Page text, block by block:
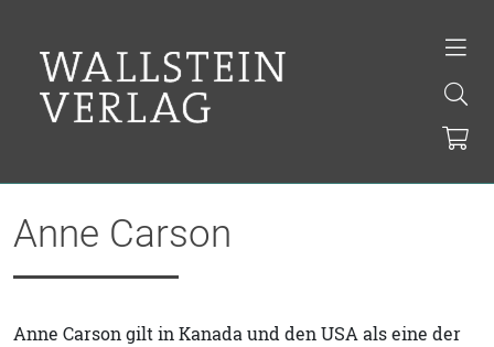
Anne Carson
Anne Carson gilt in Kanada und den USA als eine der